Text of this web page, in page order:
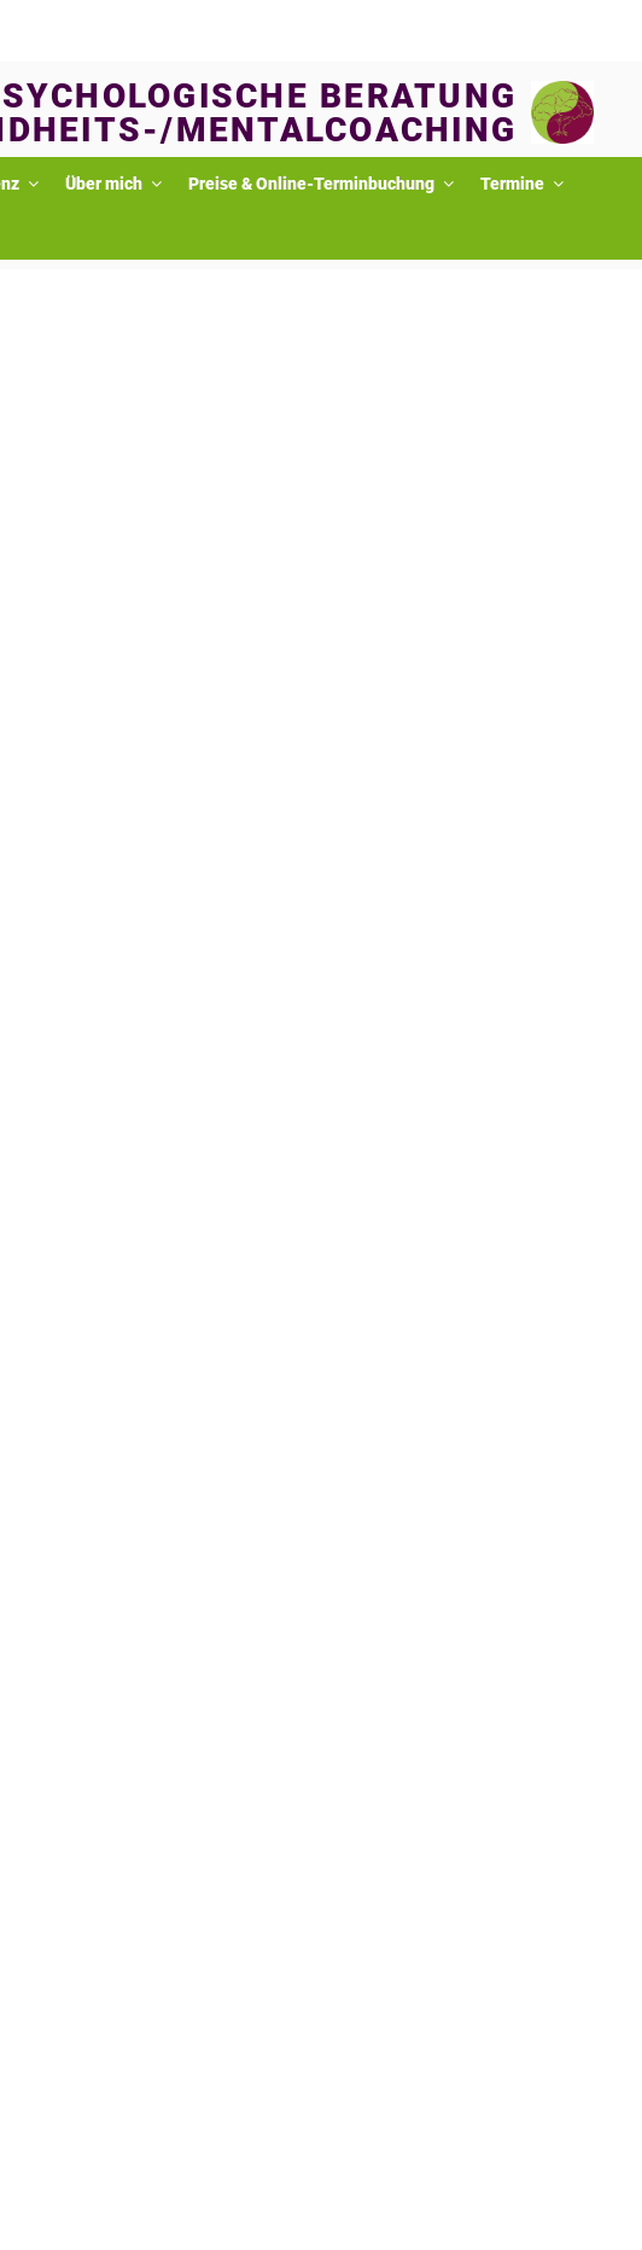
BERATUNG
MENTALCOACHING
Über mich Preise & Online-Terminbuchung Termine